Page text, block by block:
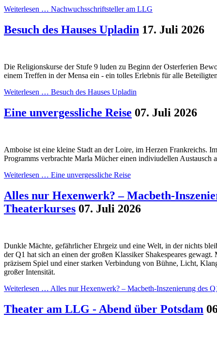
Weiterlesen … Nachwuchsschriftsteller am LLG
Besuch des Hauses Upladin 17. Juli 2026
Die Religionskurse der Stufe 9 luden zu Beginn der Osterferien
einem Treffen in der Mensa ein - ein tolles Erlebnis für alle
Weiterlesen … Besuch des Hauses Upladin
Eine unvergessliche Reise 07. Juli 2026
Amboise ist eine kleine Stadt an der Loire, im Herzen Frankreichs.
Programms verbrachte Marla Mücher einen indiviudellen Austausch
Weiterlesen … Eine unvergessliche Reise
Alles nur Hexenwerk? – Macbeth-
Theaterkurses 07. Juli 2026
Dunkle Mächte, gefährlicher Ehrgeiz und eine Welt, in der nichts
der Q1 hat sich an einen der großen Klassiker Shakespeares
präzisem Spiel und einer starken Verbindung von Bühne, Licht,
großer Intensität.
Weiterlesen … Alles nur Hexenwerk? – Macbeth-Inszenierung des
Theater am LLG - Abend über Potsdam